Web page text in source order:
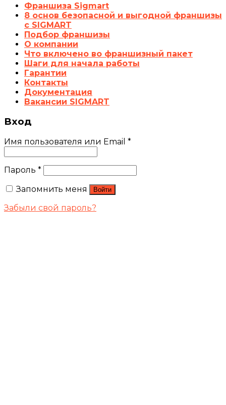
Франшиза Sigmart
8 основ безопасной и выгодной франшизы
с SIGMART
Подбор франшизы
О компании
Что включено во франшизный пакет
Шаги для начала работы
Гарантии
Контакты
Документация
Вакансии SIGMART
Вход
Имя пользователя или Email *
Пароль *
Запомнить меня
Войти
Забыли свой пароль?